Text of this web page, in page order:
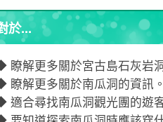
於...
瞭解更多關於宮古島石灰岩
瞭解更多關於南瓜洞的資訊。
適合尋找南瓜洞觀光團的遊